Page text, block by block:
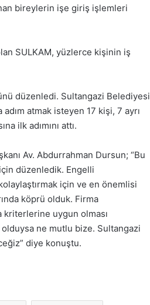
bireylerin işe giriş işlemleri
SULKAM, yüzlerce kişinin iş
düzenledi. Sultangazi Belediyesi
atmak isteyen 17 kişi, 7 ayrı
ilk adımını attı.
Av. Abdurrahman Dursun; “Bu
düzenledik. Engelli
için ve en önemlisi
köprü olduk. Firma
kriterlerine uygun olması
ne mutlu bize. Sultangazi
diye konuştu.